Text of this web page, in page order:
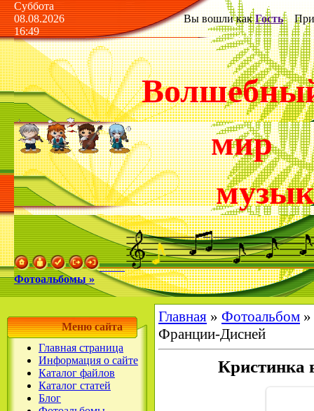
Суббота
08.08.2026
16:49
Вы вошли как Гость
мир
Фотоальбомы »
Меню сайта
Главная страница
Информация о сайте
Каталог файлов
Каталог статей
Блог
Главная » Фотоальбом »
Франции-Дисней
Кристинка